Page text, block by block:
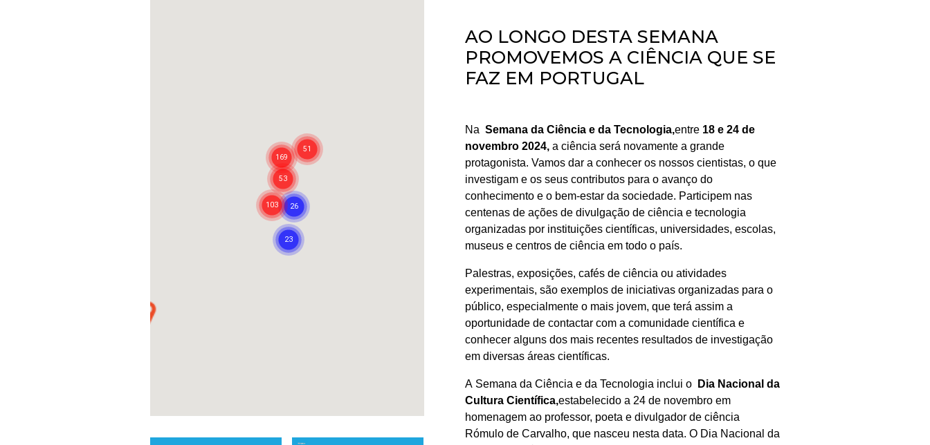
AO LONGO DESTA SEMANA
PROMOVEMOS A CIÊNCIA QUE SE
FAZ EM PORTUGAL
Na Semana da Ciência e da Tecnologia,entre 18 e 24 de
novembro 2024, a ciência será novamente a grande
protagonista. Vamos dar a conhecer os nossos cientistas, o que
investigam e os seus contributos para o avanço do
conhecimento e o bem-estar da sociedade. Participem nas
centenas de ações de divulgação de ciência e tecnologia
organizadas por instituições científicas, universidades, escolas,
museus e centros de ciência em todo o país.
Palestras, exposições, cafés de ciência ou atividades
experimentais, são exemplos de iniciativas organizadas para o
público, especialmente o mais jovem, que terá assim a
oportunidade de contactar com a comunidade científica e
conhecer alguns dos mais recentes resultados de investigação
em diversas áreas científicas.
A Semana da Ciência e da Tecnologia inclui o
Dia Nacional da
Cultura Científica,estabelecido a 24 de novembro em
homenagem ao professor, poeta e divulgador de ciência
Rómulo de Carvalho, que nasceu nesta data. O Dia Nacional da